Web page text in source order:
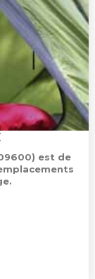
est de